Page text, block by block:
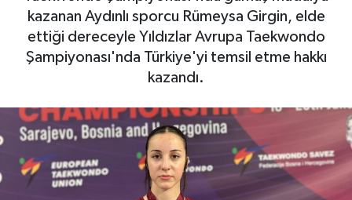
kazanan Aydınlı sporcu Rümeysa Girgin, elde
ettiği dereceyle Yıldızlar Avrupa Taekwondo
Şampiyonası'nda Türkiye'yi temsil etme hakkı
kazandı.
Asayiş
Gayrimenkul
Spor